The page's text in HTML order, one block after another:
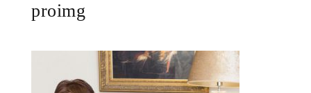
proimg